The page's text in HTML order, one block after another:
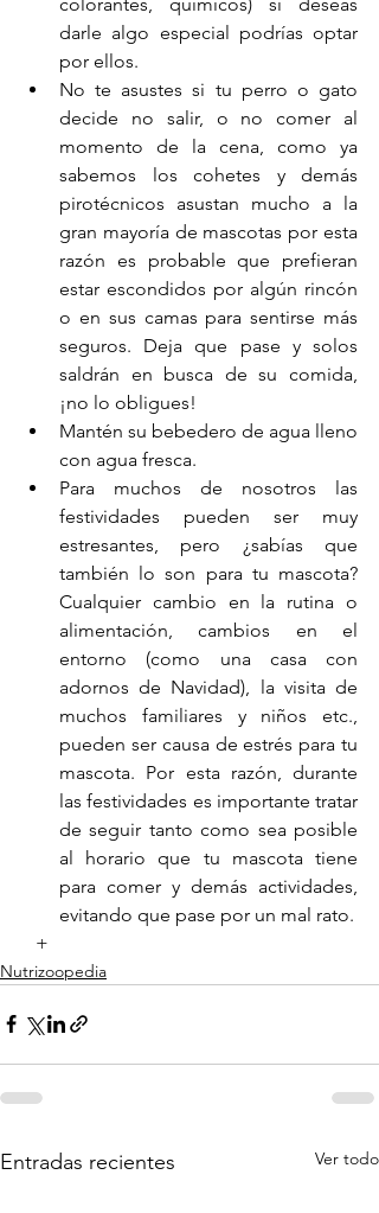
darle algo especial podrías optar
por ellos.
No te asustes si tu perro o gato
decide no salir, o no comer al
momento de la cena, como ya
sabemos los cohetes y demás
pirotécnicos asustan mucho a la
gran mayoría de mascotas por esta
razón es probable que prefieran
estar escondidos por algún rincón
o en sus camas para sentirse más
seguros. Deja que pase y solos
saldrán en busca de su comida,
¡no lo obligues!
Mantén su bebedero de agua lleno
con agua fresca.
Para muchos de nosotros las
festividades pueden ser muy
estresantes, pero ¿sabías que
también lo son para tu mascota?
Cualquier cambio en la rutina o
alimentación, cambios en el
entorno (como una casa con
adornos de Navidad), la visita de
muchos familiares y niños etc.,
pueden ser causa de estrés para tu
mascota. Por esta razón, durante
las festividades es importante tratar
de seguir tanto como sea posible
al horario que tu mascota tiene
para comer y demás actividades,
evitando que pase por un mal rato.
   +
Nutrizoopedia
Entradas recientes Ver todo